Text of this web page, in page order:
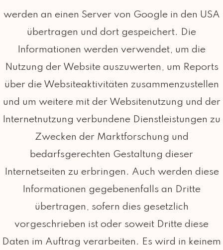
werden an einen Server von Google in den USA
übertragen und dort gespeichert. Die
Informationen werden verwendet, um die
Nutzung der Website auszuwerten, um Reports
über die Websiteaktivitäten zusammenzustellen
und um weitere mit der Websitenutzung und der
Internetnutzung verbundene Dienstleistungen zu
Zwecken der Marktforschung und
bedarfsgerechten Gestaltung dieser
Internetseiten zu erbringen. Auch werden diese
Informationen gegebenenfalls an Dritte
übertragen, sofern dies gesetzlich
vorgeschrieben ist oder soweit Dritte diese
Daten im Auftrag verarbeiten. Es wird in keinem